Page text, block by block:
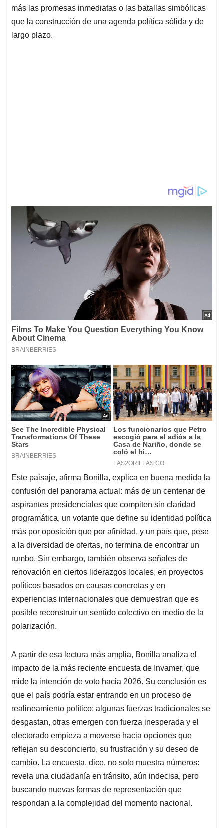
más las promesas inmediatas o las batallas simbólicas
que la construcción de una agenda política sólida y de
largo plazo.
Este paisaje, afirma Bonilla, explica en buena medida la
confusión del panorama actual: más de un centenar de
aspirantes presidenciales que compiten sin claridad
programática, un votante que define su identidad política
más por oposición que por afinidad, y un país que, pese
a la diversidad de ofertas, no termina de encontrar un
rumbo. Sin embargo, también observa señales de
renovación en ciertos liderazgos locales, en proyectos
políticos basados en causas concretas y en
experiencias internacionales que demuestran que es
posible reconstruir un sentido colectivo en medio de la
polarización.
A partir de esa lectura más amplia, Bonilla analiza el
impacto de la más reciente encuesta de Invamer, que
mide la intención de voto hacia 2026. Su conclusión es
que el país podría estar entrando en un proceso de
realineamiento político: algunas fuerzas tradicionales se
desgastan, otras emergen con fuerza inesperada y el
electorado empieza a moverse hacia opciones que
reflejan su desconcierto, su frustración y su deseo de
cambio. La encuesta, dice, no solo muestra números:
revela una ciudadanía en tránsito, aún indecisa, pero
buscando nuevas formas de representación que
respondan a la complejidad del momento nacional.